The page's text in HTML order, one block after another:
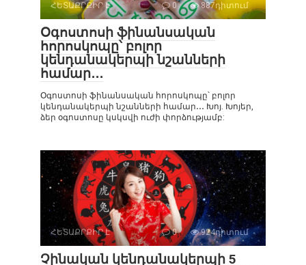
ՀԵՏԱՔՐՔԻՐ Է 0 887դիտում
Օգոստոսի ֆինանսական
հորոսկոպը՝ բոլոր
կենդանակերպի նշանների
համար․․․
Օգոստոսի ֆինանսական հորոսկոպը՝ բոլոր
կենդանակերպի նշանների համար․․․ Խոյ. Խոյեր,
ձեր օգոստոսը կսկսվի ուժի փորձությամբ:
ՀԵՏԱՔՐՔԻՐ Է 0 924դիտում
Չինական կենդանակերպի 5